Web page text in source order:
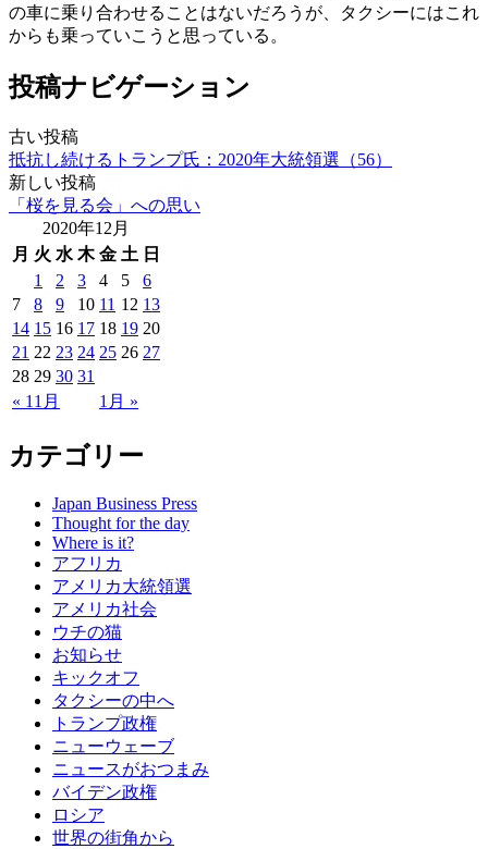
の車に乗り合わせることはないだろうが、タクシーにはこれ
からも乗っていこうと思っている。
投稿ナビゲーション
古い投稿
抵抗し続けるトランプ氏：2020年大統領選（56）
新しい投稿
「桜を見る会」への思い
2020年12月
月 火 水 木 金 土 日
« 11月 1月 »
1 2 3 4 5
6
7
8 9 10 11 12 13
14 15 16 17 18 19 20
21 22 23 24 25 26 27
28 29 30 31
カテゴリー
Japan Business Press
Thought for the day
Where is it?
アフリカ
アメリカ大統領選
アメリカ社会
ウチの猫
お知らせ
キックオフ
タクシーの中へ
トランプ政権
ニューウェーブ
ニュースがおつまみ
バイデン政権
ロシア
世界の街角から